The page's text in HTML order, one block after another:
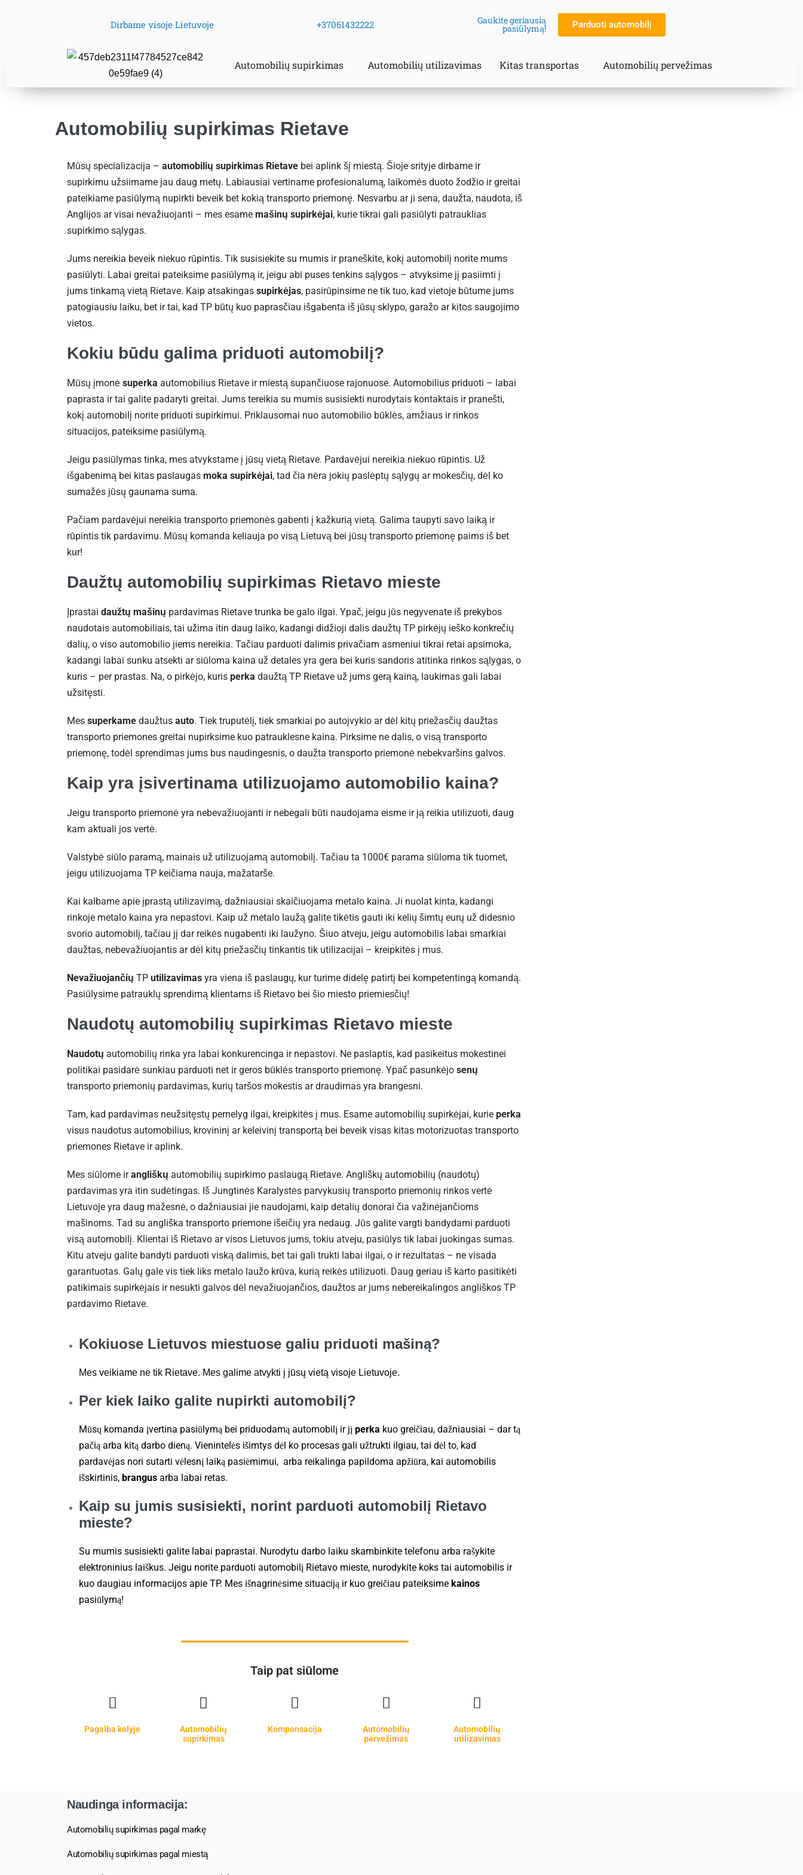
Dirbame visoje Lietuvoje +37061432222 Gaukite geriausią
pasiūlymą! Parduoti automobilį
Automobilių supirkimas Automobilių utilizavimas Kitas transportas Automobilių pervežimas
Automobilių supirkimas Rietave
Mūsų specializacija – automobilių supirkimas Rietave bei aplink šį miestą. Šioje srityje dirbame ir
supirkimu užsiimame jau daug metų. Labiausiai vertiname profesionalumą, laikomės duoto žodžio ir greitai
pateikiame pasiūlymą nupirkti beveik bet kokią transporto priemonę. Nesvarbu ar ji sena, daužta, naudota, iš
Anglijos ar visai nevažiuojanti – mes esame mašinų supirkėjai, kurie tikrai gali pasiūlyti patrauklias
supirkimo sąlygas.
Jums nereikia beveik niekuo rūpintis. Tik susisiekite su mumis ir praneškite, kokį automobilį norite mums
pasiūlyti. Labai greitai pateiksime pasiūlymą ir, jeigu abi puses tenkins sąlygos – atvyksime jį pasiimti į
jums tinkamą vietą Rietave. Kaip atsakingas supirkėjas, pasirūpinsime ne tik tuo, kad vietoje būtume jums
patogiausiu laiku, bet ir tai, kad TP būtų kuo paprasčiau išgabenta iš jūsų sklypo, garažo ar kitos saugojimo
vietos.
Kokiu būdu galima priduoti automobilį?
Mūsų įmonė superka automobilius Rietave ir miestą supančiuose rajonuose. Automobilius priduoti – labai
paprasta ir tai galite padaryti greitai. Jums tereikia su mumis susisiekti nurodytais kontaktais ir pranešti,
kokį automobilį norite priduoti supirkimui. Priklausomai nuo automobilio būklės, amžiaus ir rinkos
situacijos, pateiksime pasiūlymą.
Jeigu pasiūlymas tinka, mes atvykstame į jūsų vietą Rietave. Pardavėjui nereikia niekuo rūpintis. Už
išgabenimą bei kitas paslaugas moka supirkėjai, tad čia nėra jokių paslėptų sąlygų ar mokesčių, dėl ko
sumažės jūsų gaunama suma.
Pačiam pardavėjui nereikia transporto priemonės gabenti į kažkurią vietą. Galima taupyti savo laiką ir
rūpintis tik pardavimu. Mūsų komanda keliauja po visą Lietuvą bei jūsų transporto priemonę paims iš bet
kur!
Daužtų automobilių supirkimas Rietavo mieste
Įprastai daužtų mašinų pardavimas Rietave trunka be galo ilgai. Ypač, jeigu jūs negyvenate iš prekybos
naudotais automobiliais, tai užima itin daug laiko, kadangi didžioji dalis daužtų TP pirkėjų ieško konkrečių
dalių, o viso automobilio jiems nereikia. Tačiau parduoti dalimis privačiam asmeniui tikrai retai apsimoka,
kadangi labai sunku atsekti ar siūloma kaina už detales yra gera bei kuris sandoris atitinka rinkos sąlygas, o
kuris – per prastas. Na, o pirkėjo, kuris perka daužtą TP Rietave už jums gerą kainą, laukimas gali labai
užsitęsti.
Mes superkame daužtus auto. Tiek truputėlį, tiek smarkiai po autoįvykio ar dėl kitų priežasčių daužtas
transporto priemones greitai nupirksime kuo patrauklesne kaina. Pirksime ne dalis, o visą transporto
priemonę, todėl sprendimas jums bus naudingesnis, o daužta transporto priemonė nebekvaršins galvos.
Kaip yra įsivertinama utilizuojamo automobilio kaina?
Jeigu transporto priemonė yra nebevažiuojanti ir nebegali būti naudojama eisme ir ją reikia utilizuoti, daug
kam aktuali jos vertė.
Valstybė siūlo paramą, mainais už utilizuojamą automobilį. Tačiau ta 1000€ parama siūloma tik tuomet,
jeigu utilizuojama TP keičiama nauja, mažatarše.
Kai kalbame apie įprastą utilizavimą, dažniausiai skaičiuojama metalo kaina. Ji nuolat kinta, kadangi
rinkoje metalo kaina yra nepastovi. Kaip už metalo laužą galite tikėtis gauti iki kelių šimtų eurų už didesnio
svorio automobilį, tačiau jį dar reikės nugabenti iki laužyno. Šiuo atveju, jeigu automobilis labai smarkiai
daužtas, nebevažiuojantis ar dėl kitų priežasčių tinkantis tik utilizacijai – kreipkitės į mus.
Nevažiuojančių TP utilizavimas yra viena iš paslaugų, kur turime didelę patirtį bei kompetentingą komandą.
Pasiūlysime patrauklų sprendimą klientams iš Rietavo bei šio miesto priemiesčių!
Naudotų automobilių supirkimas Rietavo mieste
Naudotų automobilių rinka yra labai konkurencinga ir nepastovi. Ne paslaptis, kad pasikeitus mokestinei
politikai pasidarė sunkiau parduoti net ir geros būklės transporto priemonę. Ypač pasunkėjo senų
transporto priemonių pardavimas, kurių taršos mokestis ar draudimas yra brangesni.
Tam, kad pardavimas neužsitęstų pernelyg ilgai, kreipkitės į mus. Esame automobilių supirkėjai, kurie perka
visus naudotus automobilius, krovininį ar keleivinį transportą bei beveik visas kitas motorizuotas transporto
priemones Rietave ir aplink.
Mes siūlome irangliškų automobilių supirkimo paslaugą Rietave. Angliškų automobilių (naudotų)
pardavimas yra itin sudėtingas. Iš Jungtinės Karalystės parvykusių transporto priemonių rinkos vertė
Lietuvoje yra daug mažesnė, o dažniausiai jie naudojami, kaip detalių donorai čia važinėjančioms
mašinoms. Tad su angliška transporto priemone išeičių yra nedaug. Jūs galite vargti bandydami parduoti
visą automobilį. Klientai iš Rietavo ar visos Lietuvos jums, tokiu atveju, pasiūlys tik labai juokingas sumas.
Kitu atveju galite bandyti parduoti viską dalimis, bet tai gali trukti labai ilgai, o ir rezultatas – ne visada
garantuotas. Galų gale vis tiek liks metalo laužo krūva, kurią reikės utilizuoti. Daug geriau iš karto pasitikėti
patikimais supirkėjais ir nesukti galvos dėl nevažiuojančios, daužtos ar jums nebereikalingos angliškos TP
pardavimo Rietave.
Kokiuose Lietuvos miestuose galiu priduoti mašiną?
Mes veikiame ne tik Rietave. Mes galime atvykti į jūsų vietą visoje Lietuvoje.
Per kiek laiko galite nupirkti automobilį?
Mūsų komanda įvertina pasiūlymą bei priduodamą automobilį ir jį perka kuo greičiau, dažniausiai – dar tą
pačią arba kitą darbo dieną. Vienintelės išimtys dėl ko procesas gali užtrukti ilgiau, tai dėl to, kad
pardavėjas nori sutarti vėlesnį laiką pasiėmimui, arba reikalinga papildoma apžiūra, kai automobilis
išskirtinis, brangus arba labai retas.
Kaip su jumis susisiekti, norint parduoti automobilį Rietavo
mieste?
Su mumis susisiekti galite labai paprastai. Nurodytu darbo laiku skambinkite telefonu arba rašykite
elektroninius laiškus. Jeigu norite parduoti automobilį Rietavo mieste, nurodykite koks tai automobilis ir
kuo daugiau informacijos apie TP. Mes išnagrinėsime situaciją ir kuo greičiau pateiksime kainos
pasiūlymą!
Taip pat siūlome
Pagalba kelyje
Automobilių
supirkimas
Kompensacija
Automobilių
pervežimas
Automobilių
utilizavimas
Naudinga informacija:
Automobilių supirkimas pagal markę
Automobilių supirkimas pagal miestą